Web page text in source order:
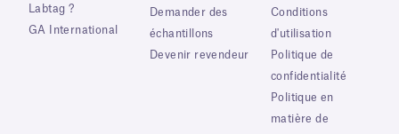
Labtag ?
GA International
Demander des
échantillons
Devenir revendeur
Conditions
d'utilisation
Politique de
confidentialité
Politique en
matière de